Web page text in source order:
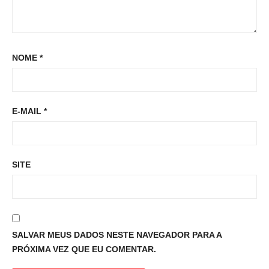
NOME *
E-MAIL *
SITE
SALVAR MEUS DADOS NESTE NAVEGADOR PARA A
PRÓXIMA VEZ QUE EU COMENTAR.